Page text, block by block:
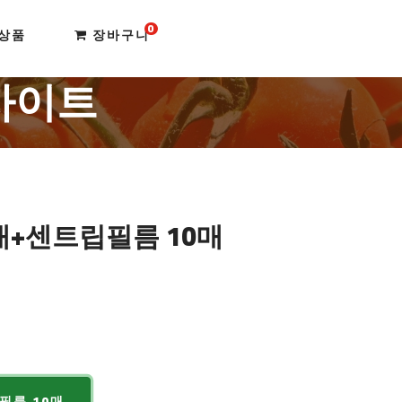
품 장바구니0
이트
센트립필름 10매